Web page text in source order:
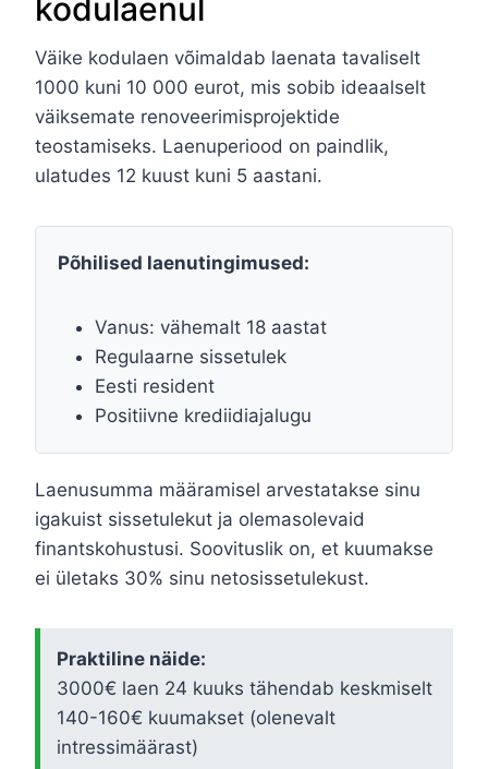
kodulaenul
Väike kodulaen võimaldab laenata tavaliselt
1000 kuni 10 000 eurot, mis sobib ideaalselt
väiksemate renoveerimisprojektide
teostamiseks. Laenuperiood on paindlik,
ulatudes 12 kuust kuni 5 aastani.
Põhilised laenutingimused:
Vanus: vähemalt 18 aastat
Regulaarne sissetulek
Eesti resident
Positiivne krediidiajalugu
Laenusumma määramisel arvestatakse sinu
igakuist sissetulekut ja olemasolevaid
finantskohustusi. Soovituslik on, et kuumakse
ei ületaks 30% sinu netosissetulekust.
Praktiline näide:
3000€ laen 24 kuuks tähendab keskmiselt
140-160€ kuumakset (olenevalt
intressimäärast)